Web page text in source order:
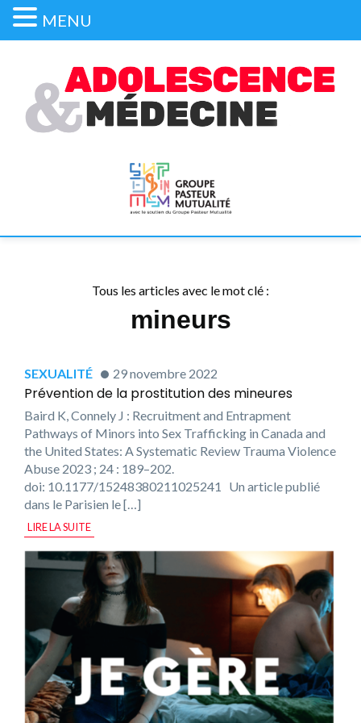
Tous les articles avec le mot clé :
mineurs
SEXUALITÉ 29 novembre 2022
Prévention de la prostitution des mineures
Baird K, Connely J : Recruitment and Entrapment
Pathways of Minors into Sex Trafficking in Canada and
the United States: A Systematic Review Trauma Violence
Abuse 2023 ; 24 : 189–202.
doi: 10.1177/15248380211025241 Un article publié
dans le Parisien le […]
LIRE LA SUITE
MENU